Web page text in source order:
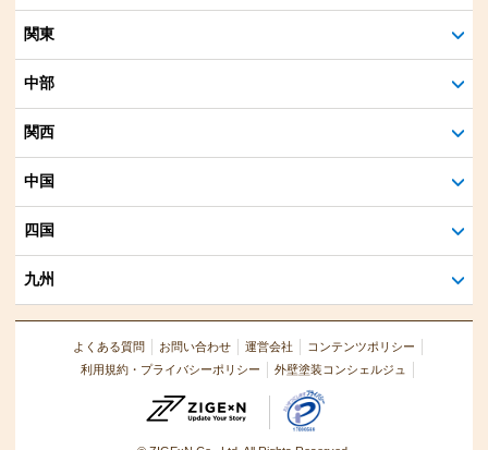
関東
中部
関西
中国
四国
九州
よくある質問 お問い合わせ 運営会社
コンテンツポリシー
利用規約・プライバシーポリシー
外壁塗装コンシェルジュ